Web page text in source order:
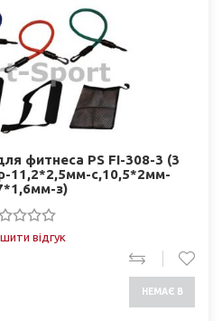
фитнеса PS FI-308-3 (3
11,2*2,5мм-с,10,5*2мм-
з)
відгук
НЕМАЄ В